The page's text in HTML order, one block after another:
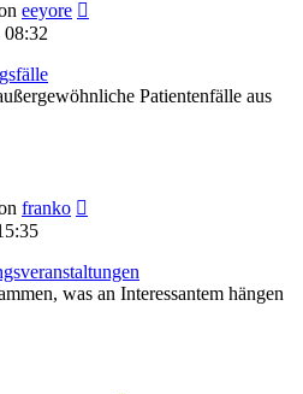
eeyore
Patientenfälle aus
franko
was an Interessantem hängen